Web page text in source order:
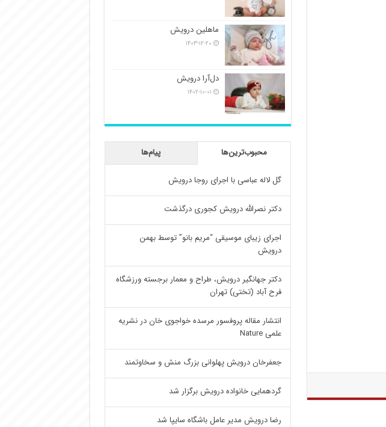
ماهلین درویش
۱۴۰۳-۱۲-۲۰
دل‌آرا درویش
۱۴۰۲-۱۰-۰۱
محبوب‌ترین‌ها پیام‌ها
گل لاله عباسی با اجرای روجا درویش
دکتر نصرالله درویش کجوری درگذشت
اجرای زیبای موسیقی “مریم بانو” توسط بهمن
درویش
دکتر جهانگیر درویش، طراح و معمار برجسته ورزشگاه
فرح آباد (تختی) تهران
انتشار مقاله پروفسور مرسده خواجوی خان در نشریه
علمی Nature
جعفرخان درویش پهلوانی بزرگ منش و سخاوتمند
گردهمایی خانواده درویش برگزار شد
رضا درویش مدیر عامل باشگاه سایپا شد